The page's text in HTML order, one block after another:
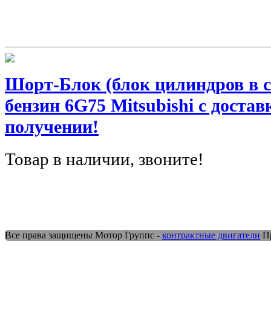
Шорт-Блок (блок цилиндров в
бензин 6G75 Mitsubishi с
получении!
Товар в наличии, звоните!
Все права защищены Мотор Группс - контрактные двигатели